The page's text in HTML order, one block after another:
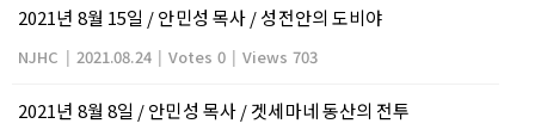
2021년 8월 15일 / 안민성 목사 / 성전안의 도비야
NJHC | 2021.08.24 | Votes 0 | Views 703
2021년 8월 8일 / 안민성 목사 / 겟세마네 동산의 전투